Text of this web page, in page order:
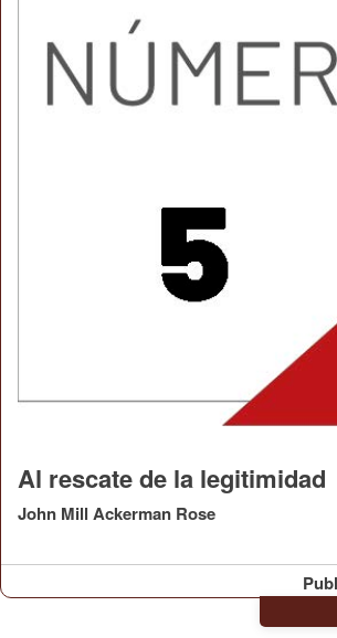
Al rescate de la legitimidad
John Mill Ackerman Rose